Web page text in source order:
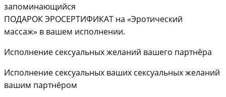
запоминающийся
ПОДАРОК ЭРОСЕРТИФИКАТ на «Эротический
массаж» в вашем исполнении.
Исполнение сексуальных желаний вашего партнёра
Исполнение сексуальных ваших сексуальных желаний
вашим партнёром